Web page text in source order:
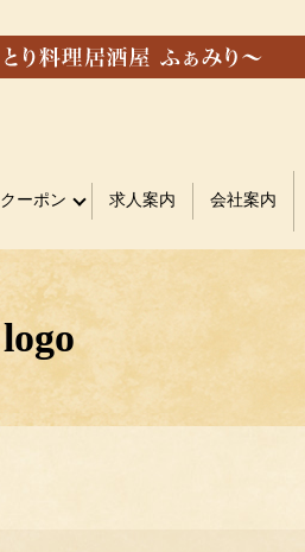
クーポン 求人案内 会社案内
logo